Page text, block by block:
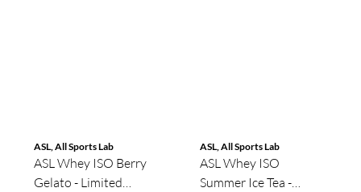
ASL, All Sports Lab
ASL Whey ISO Berry
Gelato - Limited
ASL, All Sports Lab
ASL Whey ISO
Summer Ice Tea -